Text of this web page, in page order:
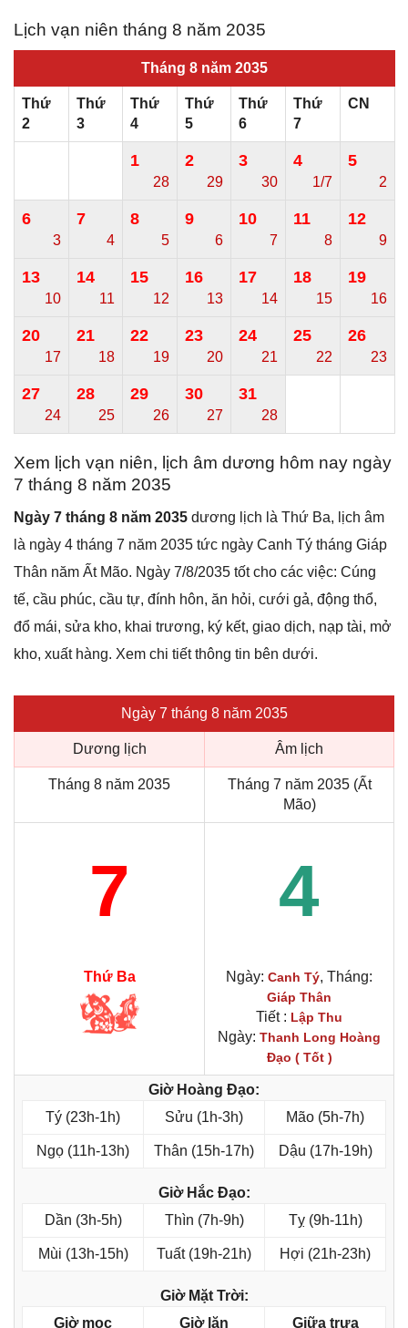
Lịch vạn niên tháng 8 năm 2035
Tháng 8 năm 2035
Thứ
2
Thứ
3
Thứ
4
Thứ
5
Thứ
6
Thứ
7
CN
1
28
2
29
3
30
4
1/7
5
2
6
3
7
4
8
5
9
6
10
7
11
8
12
9
13
10
14
11
15
12
16
13
17
14
18
15
19
16
20
17
21
18
22
19
23
20
24
21
25
22
26
23
27
24
28
25
29
26
30
27
31
28
Xem lịch vạn niên, lịch âm dương hôm nay ngày
7 tháng 8 năm 2035
Ngày 7 tháng 8 năm 2035 dương lịch là Thứ Ba, lịch âm
là ngày 4 tháng 7 năm 2035 tức ngày Canh Tý tháng Giáp
Thân năm Ất Mão. Ngày 7/8/2035 tốt cho các việc: Cúng
tế, cầu phúc, cầu tự, đính hôn, ăn hỏi, cưới gả, động thổ,
đổ mái, sửa kho, khai trương, ký kết, giao dịch, nạp tài, mở
kho, xuất hàng. Xem chi tiết thông tin bên dưới.
Ngày 7 tháng 8 năm 2035
Dương lịch Âm lịch
Tháng 8 năm 2035
Tháng 7 năm 2035 (Ất
Mão)
7 4
Thứ Ba Ngày: Canh Tý, Tháng:
Giáp Thân
Tiết : Lập Thu
Ngày: Thanh Long Hoàng
Đạo ( Tốt )
Giờ Hoàng Đạo:
Tý (23h-1h)
Sửu (1h-3h) Mão (5h-7h)
Ngọ (11h-13h) Thân (15h-17h) Dậu (17h-19h)
Giờ Hắc Đạo:
Dần (3h-5h)
Thìn (7h-9h) Tỵ (9h-11h)
Mùi (13h-15h) Tuất (19h-21h) Hợi (21h-23h)
Giờ Mặt Trời:
Giờ mọc
Giờ lặn Giữa trưa